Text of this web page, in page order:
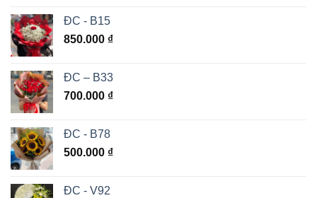
ĐC - B15
850.000 ₫
ĐC – B33
700.000 ₫
ĐC - B78
500.000 ₫
ĐC - V92